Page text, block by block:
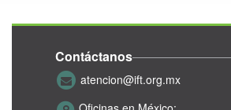
Contáctanos
atencion@ift.org.mx